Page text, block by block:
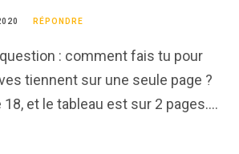
RÉPONDRE
question : comment fais tu pour
tiennent sur une seule page ?
18, et le tableau est sur 2 pages….